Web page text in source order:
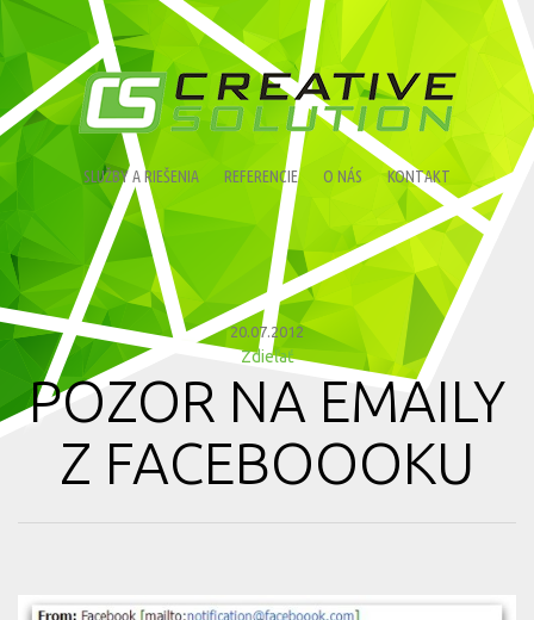
SLUŽBY A RIEŠENIA REFERENCIE O NÁS KONTAKT
20.07.2012
Zdieľať
POZOR NA EMAILY
Z FACEBOOOKU